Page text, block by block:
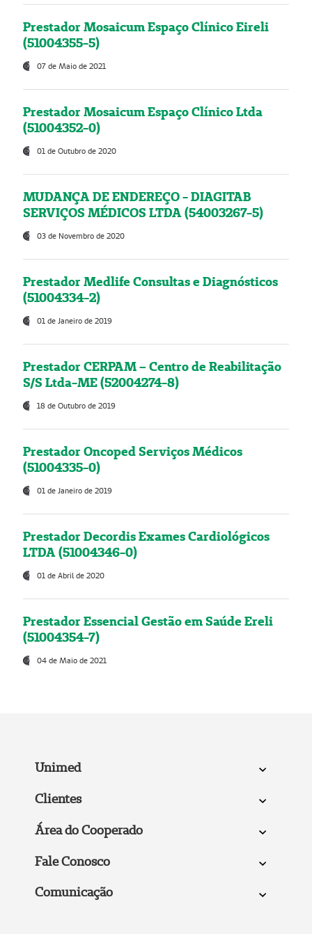
Prestador Mosaicum Espaço Clínico Eireli
(51004355-5)
07 de Maio de 2021
Prestador Mosaicum Espaço Clínico Ltda
(51004352-0)
01 de Outubro de 2020
MUDANÇA DE ENDEREÇO - DIAGITAB
SERVIÇOS MÉDICOS LTDA (54003267-5)
03 de Novembro de 2020
Prestador Medlife Consultas e Diagnósticos
(51004334-2)
01 de Janeiro de 2019
Prestador CERPAM – Centro de Reabilitação
S/S Ltda-ME (52004274-8)
18 de Outubro de 2019
Prestador Oncoped Serviços Médicos
(51004335-0)
01 de Janeiro de 2019
Prestador Decordis Exames Cardiológicos
LTDA (51004346-0)
01 de Abril de 2020
Prestador Essencial Gestão em Saúde Ereli
(51004354-7)
04 de Maio de 2021
Unimed
Clientes
Área do Cooperado
Fale Conosco
Comunicação